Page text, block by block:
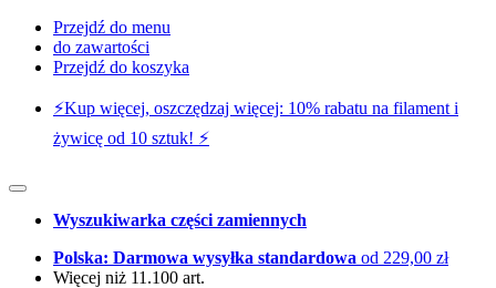
Przejdź do menu
do zawartości
Przejdź do koszyka
⚡️Kup więcej, oszczędzaj więcej: 10% rabatu na filament i
żywicę od 10 sztuk! ⚡️
Wyszukiwarka części zamiennych
Polska: Darmowa wysyłka standardowa od 229,00 zł
Więcej niż 11.100 art.